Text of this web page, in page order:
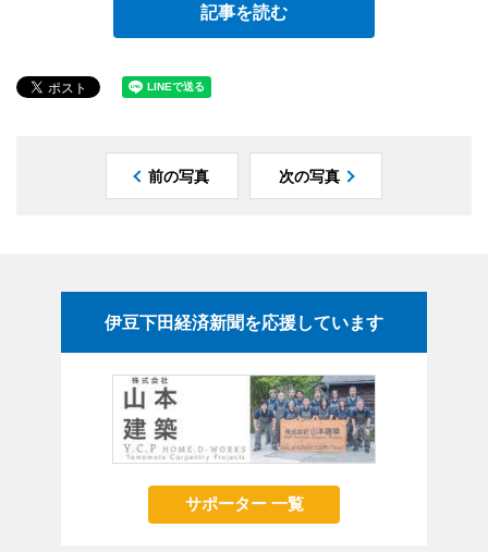
記事を読む
前の写真 次の写真
伊豆下田経済新聞を応援しています
サポーター 一覧